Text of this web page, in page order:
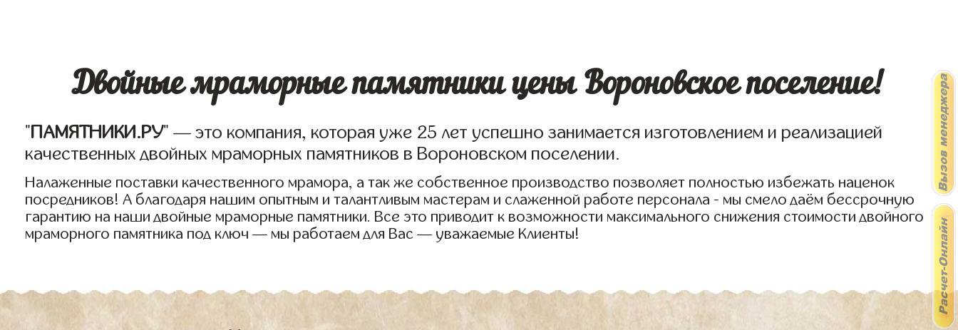
Двойные мраморные памятники цены Вороновское поселение!
"ПАМЯТНИКИ.РУ" — это компания, которая уже 25 лет успешно занимается изготовлением и реализацией
качественных двойных мраморных памятников в Вороновском поселении.
Налаженные поставки качественного мрамора, а так же собственное производство позволяет полностью избежать наценок
посредников! А благодаря нашим опытным и талантливым мастерам и слаженной работе персонала - мы смело даём бессрочную
гарантию на наши двойные мраморные памятники. Все это приводит к возможности максимального снижения стоимости двойного
мраморного памятника под ключ — мы работаем для Вас — уважаемые Клиенты!